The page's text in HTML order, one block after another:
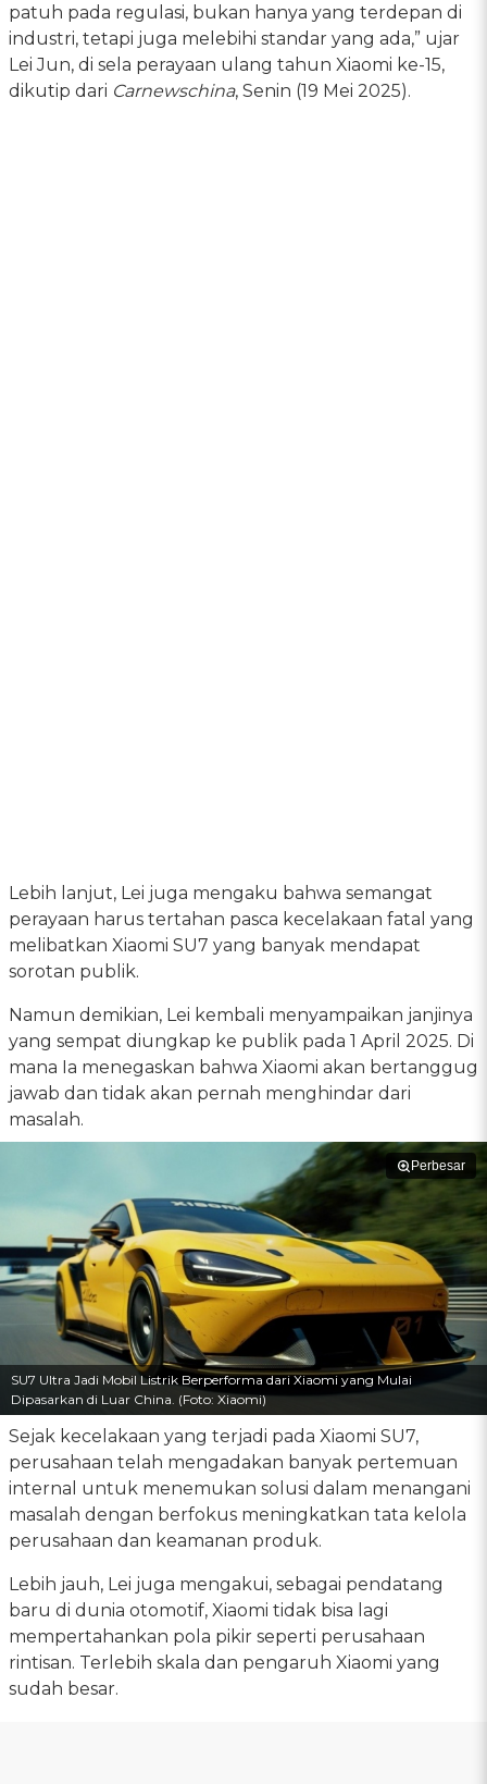
patuh pada regulasi, bukan hanya yang terdepan di
industri, tetapi juga melebihi standar yang ada,” ujar
Lei Jun, di sela perayaan ulang tahun Xiaomi ke-15,
dikutip dari Carnewschina, Senin (19 Mei 2025).
Lebih lanjut, Lei juga mengaku bahwa semangat
perayaan harus tertahan pasca kecelakaan fatal yang
melibatkan Xiaomi SU7 yang banyak mendapat
sorotan publik.
Namun demikian, Lei kembali menyampaikan janjinya
yang sempat diungkap ke publik pada 1 April 2025. Di
mana Ia menegaskan bahwa Xiaomi akan bertanggug
jawab dan tidak akan pernah menghindar dari
masalah.
Perbesar
SU7 Ultra Jadi Mobil Listrik Berperforma dari Xiaomi yang Mulai
Dipasarkan di Luar China. (Foto: Xiaomi)
Sejak kecelakaan yang terjadi pada Xiaomi SU7,
perusahaan telah mengadakan banyak pertemuan
internal untuk menemukan solusi dalam menangani
masalah dengan berfokus meningkatkan tata kelola
perusahaan dan keamanan produk.
Lebih jauh, Lei juga mengakui, sebagai pendatang
baru di dunia otomotif, Xiaomi tidak bisa lagi
mempertahankan pola pikir seperti perusahaan
rintisan. Terlebih skala dan pengaruh Xiaomi yang
sudah besar.